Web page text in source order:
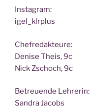
Insta­gram:
igel_klrplus
Chef­re­dak­teu­re:
Deni­se Theis, 9c
Nick Zscho­ch, 9c
Betreu­en­de Lehrerin:
San­dra Jacobs